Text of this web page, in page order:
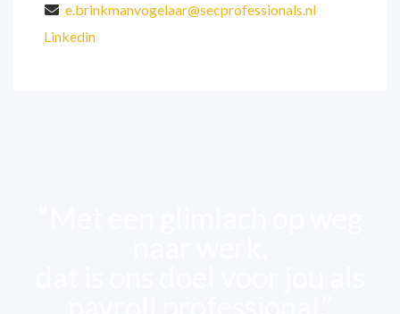
e.brinkmanvogelaar@secprofessionals.nl
Linkedin